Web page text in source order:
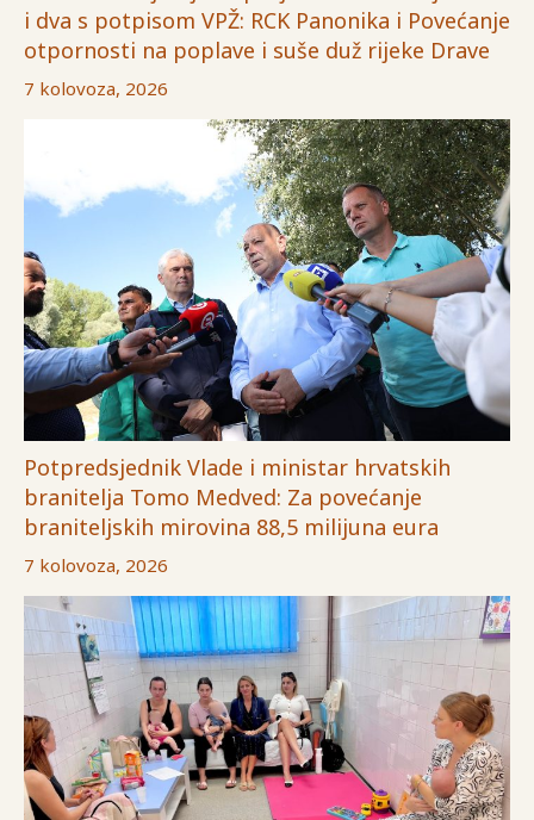
i dva s potpisom VPŽ: RCK Panonika i Povećanje
otpornosti na poplave i suše duž rijeke Drave
7 kolovoza, 2026
Potpredsjednik Vlade i ministar hrvatskih
branitelja Tomo Medved: Za povećanje
braniteljskih mirovina 88,5 milijuna eura
7 kolovoza, 2026